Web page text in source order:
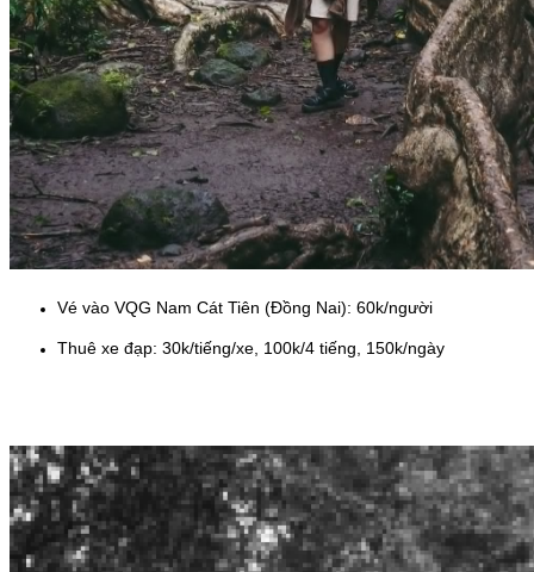
Vé vào VQG Nam Cát Tiên (Đồng Nai): 60k/người
Thuê xe đạp: 30k/tiếng/xe, 100k/4 tiếng, 150k/ngày